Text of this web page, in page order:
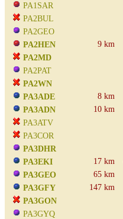
PA1SAR
PA2BUL
PA2GEO
PA2HEN
9 km
PA2MD
PA2PAT
PA2WN
PA3ADE
8 km
PA3ADN
10 km
PA3ATV
PA3COR
PA3DHR
PA3EKI
17 km
PA3GEO
65 km
PA3GFY
147 km
PA3GON
PA3GYQ